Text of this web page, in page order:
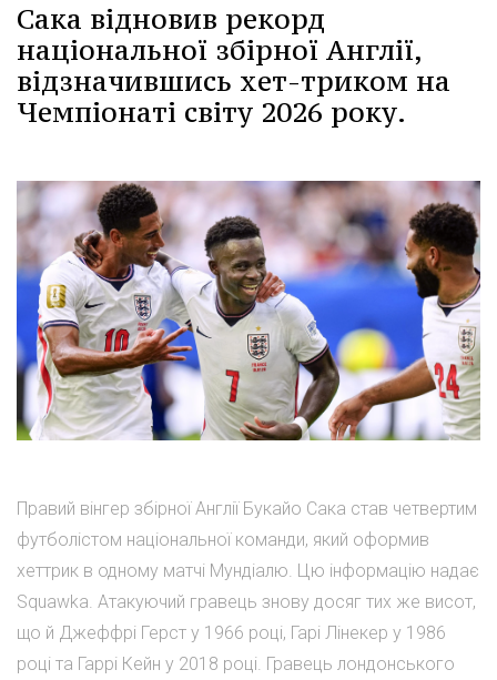
Сака відновив рекорд
національної збірної Англії,
відзначившись хет-триком на
Чемпіонаті світу 2026 року.
Правий вінгер збірної Англії Букайо Сака став четвертим
футболістом національної команди, який оформив
хеттрик в одному матчі Мундіалю. Цю інформацію надає
Squawka. Атакуючий гравець знову досяг тих же висот,
що й Джеффрі Герст у 1966 році, Гарі Лінекер у 1986
році та Гаррі Кейн у 2018 році. Гравець лондонського